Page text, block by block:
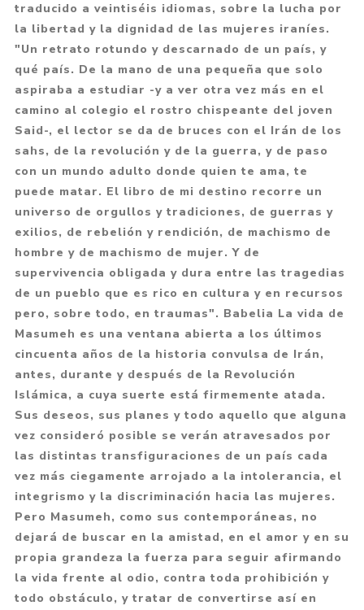
traducido a veintiséis idiomas, sobre la lucha por
la libertad y la dignidad de las mujeres iraníes.
"Un retrato rotundo y descarnado de un país, y
qué país. De la mano de una pequeña que solo
aspiraba a estudiar -y a ver otra vez más en el
camino al colegio el rostro chispeante del joven
Said-, el lector se da de bruces con el Irán de los
sahs, de la revolución y de la guerra, y de paso
con un mundo adulto donde quien te ama, te
puede matar. El libro de mi destino recorre un
universo de orgullos y tradiciones, de guerras y
exilios, de rebelión y rendición, de machismo de
hombre y de machismo de mujer. Y de
supervivencia obligada y dura entre las tragedias
de un pueblo que es rico en cultura y en recursos
pero, sobre todo, en traumas". Babelia La vida de
Masumeh es una ventana abierta a los últimos
cincuenta años de la historia convulsa de Irán,
antes, durante y después de la Revolución
Islámica, a cuya suerte está firmemente atada.
Sus deseos, sus planes y todo aquello que alguna
vez consideró posible se verán atravesados por
las distintas transfiguraciones de un país cada
vez más ciegamente arrojado a la intolerancia, el
integrismo y la discriminación hacia las mujeres.
Pero Masumeh, como sus contemporáneas, no
dejará de buscar en la amistad, en el amor y en su
propia grandeza la fuerza para seguir afirmando
la vida frente al odio, contra toda prohibición y
todo obstáculo, y tratar de convertirse así en